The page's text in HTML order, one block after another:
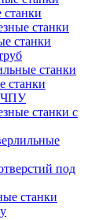
станки
станки
станки
станки
ЧПУ
станки с
под
станки